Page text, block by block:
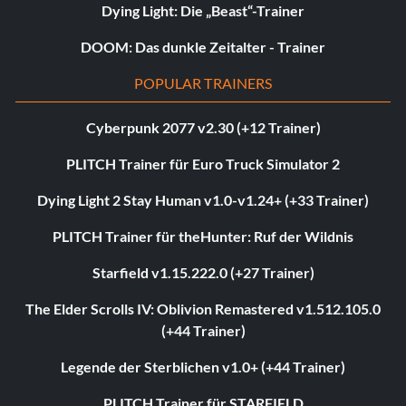
Dying Light: Die „Beast“-Trainer
DOOM: Das dunkle Zeitalter - Trainer
POPULAR TRAINERS
Cyberpunk 2077 v2.30 (+12 Trainer)
PLITCH Trainer für Euro Truck Simulator 2
Dying Light 2 Stay Human v1.0-v1.24+ (+33 Trainer)
PLITCH Trainer für theHunter: Ruf der Wildnis
Starfield v1.15.222.0 (+27 Trainer)
The Elder Scrolls IV: Oblivion Remastered v1.512.105.0
(+44 Trainer)
Legende der Sterblichen v1.0+ (+44 Trainer)